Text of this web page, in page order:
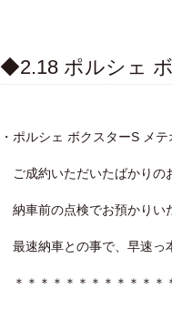
◆2.18 ポルシェ
・ポルシェ ボクスターS メ
ご成約いただいたばかりの
納車前の点検でお預かりい
最速納車との事で、早速っ
＊＊＊＊＊＊＊＊＊＊＊＊